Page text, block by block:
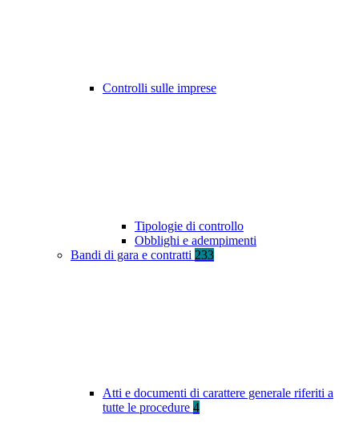
Controlli sulle imprese
Tipologie di controllo
Obblighi e adempimenti
Bandi di gara e contratti 233
Atti e documenti di carattere generale riferiti a
tutte le procedure 4